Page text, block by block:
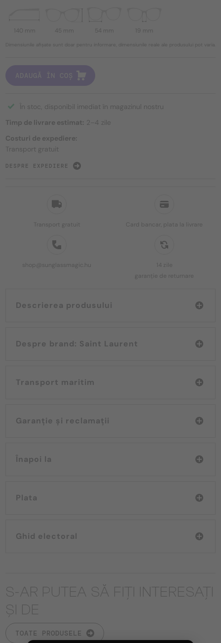
Transport gratuit Card bancar, plata la livrare
shop@sunglassmagic.hu
14 zile
garanție de returnare
Descrierea produsului
Despre brand: Saint Laurent
Transport maritim
Garanție și reclamații
Înapoi la
Plata
Ghid electoral
140 mm 45 mm 54 mm 19 mm
Dimensiunile afișate sunt doar pentru informare, dimensiunile reale ale produsului pot varia.
ADAUGĂ ÎN COȘ
În stoc, disponibil imediat în magazinul nostru
Timp de livrare estimat: 2–4 zile
Costuri de expediere:
Transport gratuit
DESPRE EXPEDIERE
S-AR PUTEA SĂ FIȚI INTERESAȚI
ȘI DE
TOATE PRODUSELE